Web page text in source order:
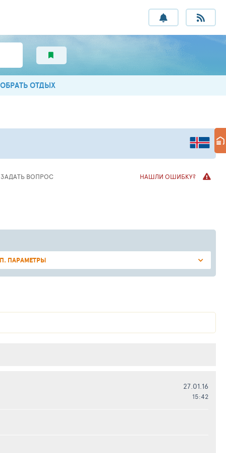
ОТДЫХ
ЗАДАТЬ ВОПРОС НАШЛИ ОШИБКУ?
ПАРАМЕТРЫ
27.01.16
15:42